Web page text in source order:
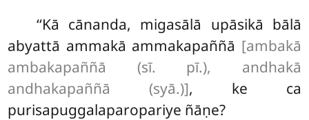
‘‘Kā cānanda, migasālā upāsikā bālā
abyattā ammakā ammakapaññā [ambakā
ambakapaññā (sī. pī.), andhakā
andhakapaññā (syā.)], ke ca
purisapuggalaparopariye ñāṇe?